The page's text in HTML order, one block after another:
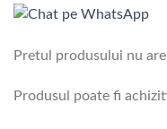
Pretul produsului nu
Produsul poate fi